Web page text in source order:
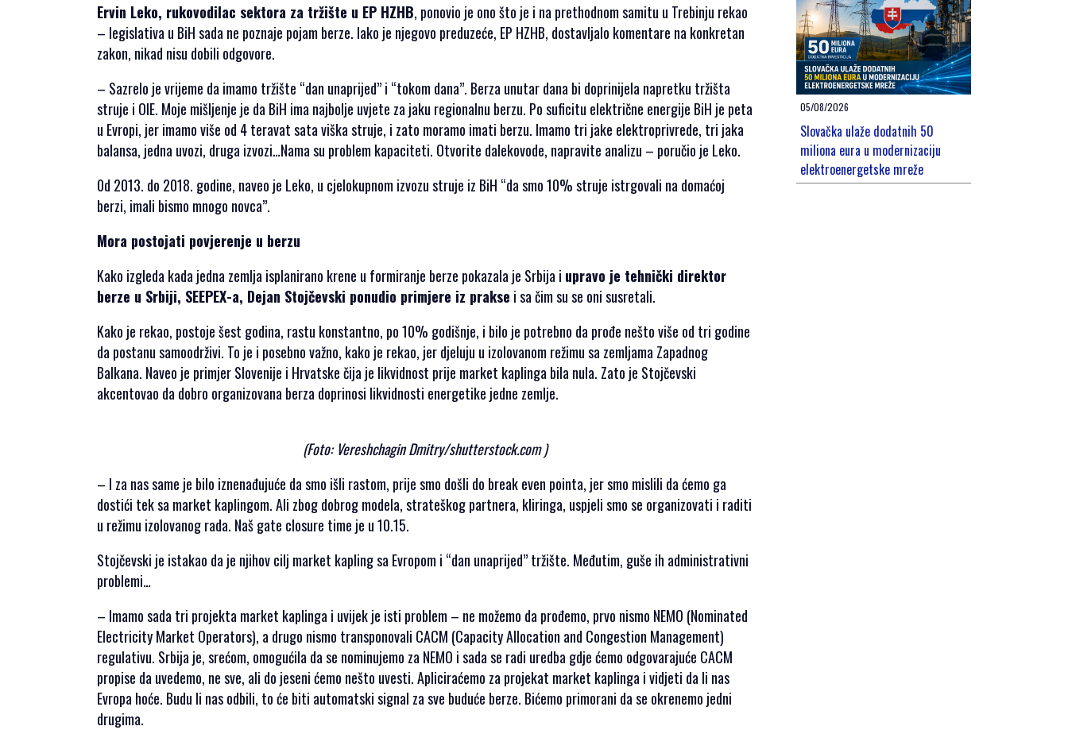
Ervin Leko, rukovodilac sektora za tržište u EP HZHB, ponovio je ono što je i na prethodnom samitu u Trebinju rekao
– legislativa u BiH sada ne poznaje pojam berze. Iako je njegovo preduzeće, EP HZHB, dostavljalo komentare na konkretan
zakon, nikad nisu dobili odgovore.
– Sazrelo je vrijeme da imamo tržište “dan unaprijed” i “tokom dana”. Berza unutar dana bi doprinijela napretku tržišta
struje i OIE. Moje mišljenje je da BiH ima najbolje uvjete za jaku regionalnu berzu. Po suficitu električne energije BiH je peta
u Evropi, jer imamo više od 4 teravat sata viška struje, i zato moramo imati berzu. Imamo tri jake elektroprivrede, tri jaka
balansa, jedna uvozi, druga izvozi…Nama su problem kapaciteti. Otvorite dalekovode, napravite analizu – poručio je Leko.
0d 2013. do 2018. godine, naveo je Leko, u cjelokupnom izvozu struje iz BiH “da smo 10% struje istrgovali na domaćoj
berzi, imali bismo mnogo novca”.
Mora postojati povjerenje u berzu
Kako izgleda kada jedna zemlja isplanirano krene u formiranje berze pokazala je Srbija i upravo je tehnički direktor
berze u Srbiji, SEEPEX-a, Dejan Stojčevski ponudio primjere iz prakse i sa čim su se oni susretali.
Kako je rekao, postoje šest godina, rastu konstantno, po 10% godišnje, i bilo je potrebno da prođe nešto više od tri godine
da postanu samoodrživi. To je i posebno važno, kako je rekao, jer djeluju u izolovanom režimu sa zemljama Zapadnog
Balkana. Naveo je primjer Slovenije i Hrvatske čija je likvidnost prije market kaplinga bila nula. Zato je Stojčevski
akcentovao da dobro organizovana berza doprinosi likvidnosti energetike jedne zemlje.
(Foto: Vereshchagin Dmitry/shutterstock.com )
– I za nas same je bilo iznenađujuće da smo išli rastom, prije smo došli do break even pointa, jer smo mislili da ćemo ga
dostići tek sa market kaplingom. Ali zbog dobrog modela, strateškog partnera, kliringa, uspjeli smo se organizovati i raditi
u režimu izolovanog rada. Naš gate closure time je u 10.15.
Stojčevski je istakao da je njihov cilj market kapling sa Evropom i “dan unaprijed” tržište. Međutim, guše ih administrativni
problemi…
– Imamo sada tri projekta market kaplinga i uvijek je isti problem – ne možemo da prođemo, prvo nismo NEMO (Nominated
Electricity Market Operators), a drugo nismo transponovali CACM (Capacity Allocation and Congestion Management)
regulativu. Srbija je, srećom, omogućila da se nominujemo za NEMO i sada se radi uredba gdje ćemo odgovarajuće CACM
propise da uvedemo, ne sve, ali do jeseni ćemo nešto uvesti. Apliciraćemo za projekat market kaplinga i vidjeti da li nas
Evropa hoće. Budu li nas odbili, to će biti automatski signal za sve buduće berze. Bićemo primorani da se okrenemo jedni
drugima.
05/08/2026
Slovačka ulaže dodatnih 50
miliona eura u modernizaciju
elektroenergetske mreže